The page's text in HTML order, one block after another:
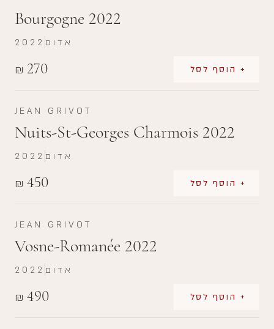
Bourgogne 2022
₪ 270 + הוסף לסל
2022 אדום
JEAN GRIVOT
Nuits-St-Georges Charmois 2022
₪ 450 + הוסף לסל
2022 אדום
JEAN GRIVOT
Vosne-Romanée 2022
₪ 490 + הוסף לסל
2022 אדום